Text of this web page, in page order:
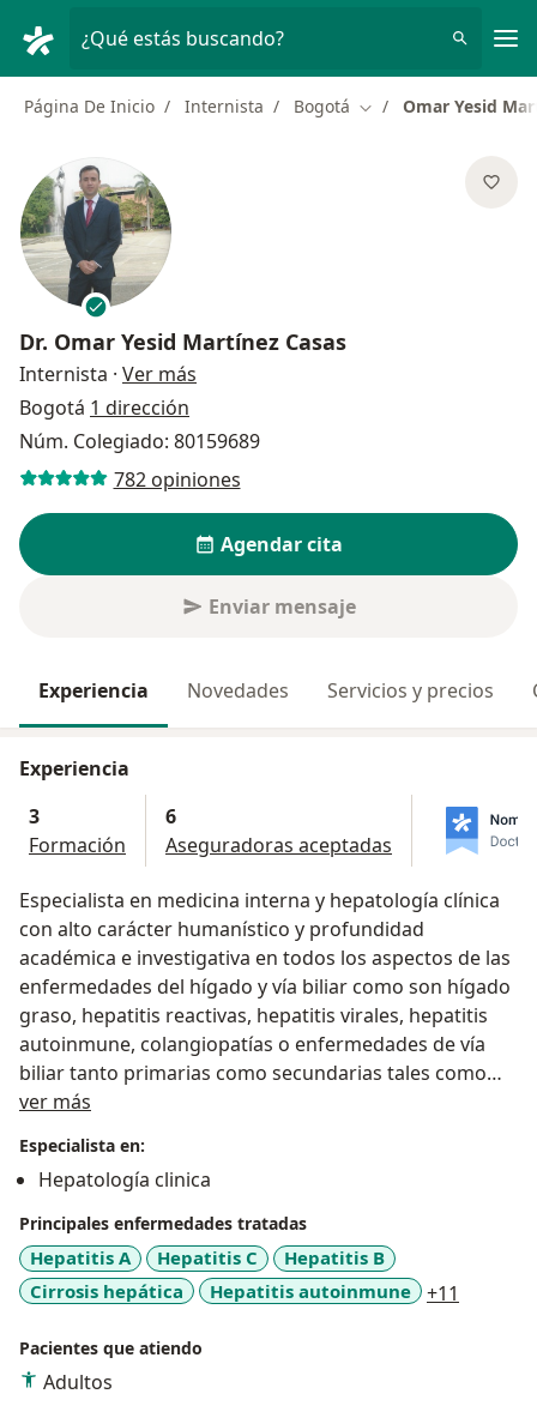
¿Qué estás buscando?
Página De Inicio Internista Bogotá Cambiar de ciudad
Omar Yesid
Dr. Omar Yesid Martínez Casas
Internista · Ver más
Bogotá 1 dirección
Núm. Colegiado: 80159689
782 opiniones
Agendar cita
Enviar mensaje
Experiencia Novedades Servicios y precios
Experiencia
3
Formación
6
Aseguradoras aceptadas
Especialista en medicina interna y hepatología clínica
con alto carácter humanístico y profundidad
académica e investigativa en todos los aspectos de las
enfermedades del hígado y vía biliar como son hígado
graso, hepatitis reactivas, hepatitis virales, hepatitis
autoinmune, colangiopatías o enfermedades de vía
biliar tanto primarias como secundarias tales como
cirrosis/ colangitis biliar primaria, colangitis
ver más
Especialista en:
Hepatología clinica
Principales enfermedades tratadas
Hepatitis A Hepatitis C
Hepatitis B
Cirrosis hepática
Hepatitis autoinmune +11
Pacientes que atiendo
Adultos